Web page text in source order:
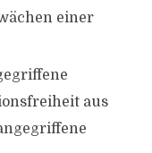
einer
aus